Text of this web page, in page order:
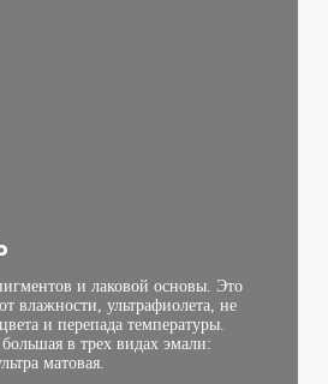
и лаковой основы. Это
влажности, ультрафиолета, не
и перепада температуры.
в трех видах эмали:
матовая.